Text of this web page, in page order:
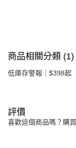
商品相關分類 (1)
低庫存警報｜$398起
評價
喜歡這個商品嗎？購